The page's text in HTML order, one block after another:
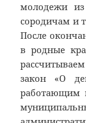
молодежи
сородичам и
После
в родные
закон «О
работающим